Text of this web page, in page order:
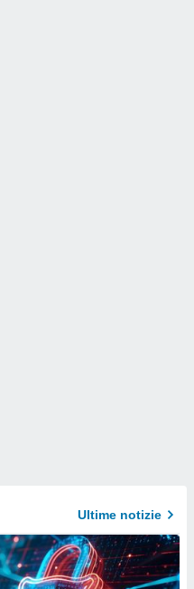
Ultime notizie